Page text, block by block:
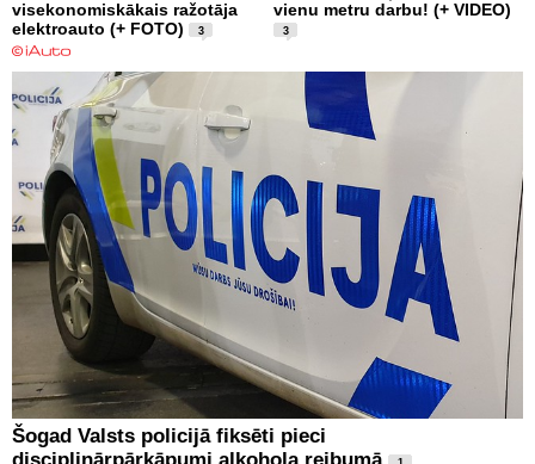
visekonomiskākais ražotāja
elektroauto (+ FOTO)
3
vienu metru darbu! (+ VIDEO)
3
Šogad Valsts policijā fiksēti pieci